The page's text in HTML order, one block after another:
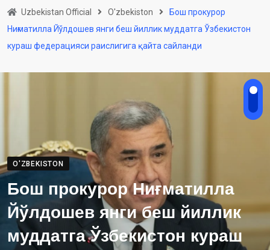
Uzbekistan Official O'zbekiston
Бош прокурор
Ниғматилла Йўлдошев янги беш йиллик муддатга Ўзбекистон
кураш федерацияси раислигига қайта сайланди
O'ZBEKISTON
Бош прокурор Ниғматилла
Йўлдошев янги беш йиллик
муддатга Ўзбекистон кураш